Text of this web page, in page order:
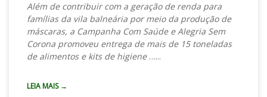
Além de contribuir com a geração de renda para
famílias da vila balneária por meio da produção de
máscaras, a Campanha Com Saúde e Alegria Sem
Corona promoveu entrega de mais de 15 toneladas
de alimentos e kits de higiene …
LEIA MAIS →